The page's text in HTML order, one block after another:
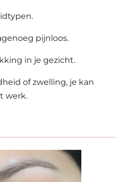
pijnloos.
in je gezicht.
of zwelling, je kan
werk.